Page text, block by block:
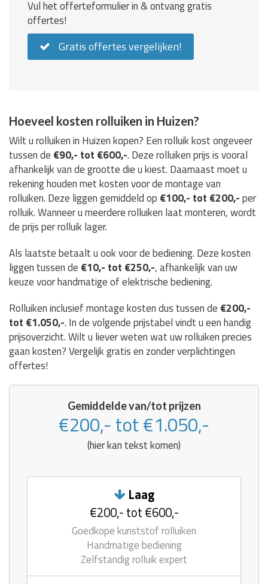
Vul het offerteformulier in & ontvang gratis
offertes!
Gratis offertes vergelijken!
Hoeveel kosten rolluiken in Huizen?
Wilt u rolluiken in Huizen kopen? Een rolluik kost ongeveer
tussen de €90,- tot €600,-. Deze rolluiken prijs is vooral
afhankelijk van de grootte die u kiest. Daarnaast moet u
rekening houden met kosten voor de montage van
rolluiken. Deze liggen gemiddeld op €100,- tot €200,-per
rolluik. Wanneer u meerdere rolluiken laat monteren, wordt
de prijs per rolluik lager.
Als laatste betaalt u ook voor de bediening. Deze kosten
liggen tussen de €10,- tot €250,-, afhankelijk van uw
keuze voor handmatige of elektrische bediening.
Rolluiken inclusief montage kosten dus tussen de €200,-
tot €1.050,-. In de volgende prijstabel vindt u een handig
prijsoverzicht. Wilt u liever weten wat uw rolluiken precies
gaan kosten? Vergelijk gratis en zonder verplichtingen
offertes!
Gemiddelde van/tot prijzen
€200,- tot €1.050,-
(hier kan tekst komen)
Laag
€200,- tot €600,-
Goedkope kunststof rolluiken
Handmatige bediening
Zelfstandig rolluik expert